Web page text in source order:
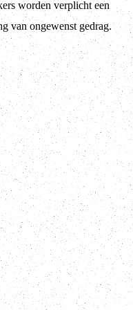
worden verplicht een
van ongewenst gedrag.